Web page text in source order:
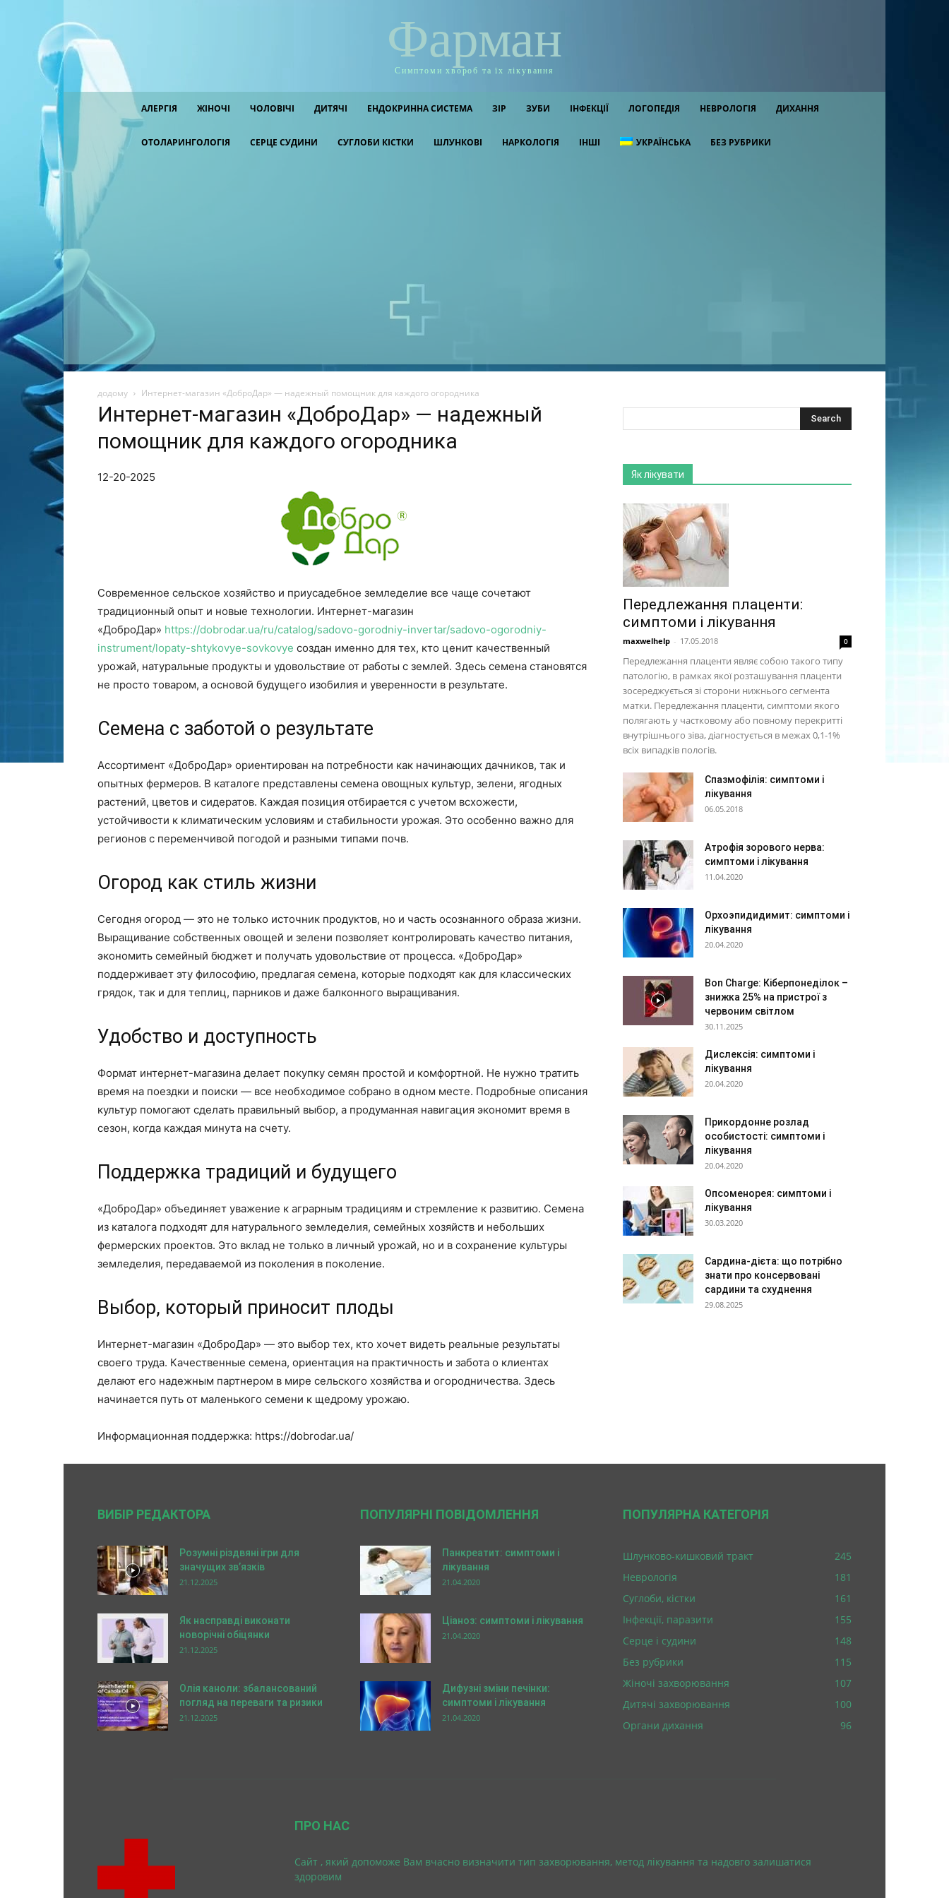
Фарман
Симптоми хвороб та їх лікування
АЛЕРГІЯ ЖІНОЧІ ЧОЛОВІЧІ ДИТЯЧІ ЕНДОКРИННА СИСТЕМА ЗІР ЗУБИ ІНФЕКЦІЇ ЛОГОПЕДІЯ НЕВРОЛОГІЯ ДИХАННЯ
ОТОЛАРИНГОЛОГІЯ СЕРЦЕ СУДИНИ СУГЛОБИ КІСТКИ ШЛУНКОВІ НАРКОЛОГІЯ ІНШІ УКРАЇНСЬКА БЕЗ РУБРИКИ
додому Интернет-магазин «ДоброДар» — надежный помощник для каждого огородника
Интернет-магазин «ДоброДар» — надежный
помощник для каждого огородника
12-20-2025
Современное сельское хозяйство и приусадебное земледелие все чаще сочетают
традиционный опыт и новые технологии. Интернет-магазин
«ДоброДар» https://dobrodar.ua/ru/catalog/sadovo-gorodniy-invertar/sadovo-ogorodniy-
instrument/lopaty-shtykovye-sovkovye создан именно для тех, кто ценит качественный
урожай, натуральные продукты и удовольствие от работы с землей. Здесь семена становятся
не просто товаром, а основой будущего изобилия и уверенности в результате.
Семена с заботой о результате
Ассортимент «ДоброДар» ориентирован на потребности как начинающих дачников, так и
опытных фермеров. В каталоге представлены семена овощных культур, зелени, ягодных
растений, цветов и сидератов. Каждая позиция отбирается с учетом всхожести,
устойчивости к климатическим условиям и стабильности урожая. Это особенно важно для
регионов с переменчивой погодой и разными типами почв.
Огород как стиль жизни
Сегодня огород — это не только источник продуктов, но и часть осознанного образа жизни.
Выращивание собственных овощей и зелени позволяет контролировать качество питания,
экономить семейный бюджет и получать удовольствие от процесса. «ДоброДар»
поддерживает эту философию, предлагая семена, которые подходят как для классических
грядок, так и для теплиц, парников и даже балконного выращивания.
Удобство и доступность
Формат интернет-магазина делает покупку семян простой и комфортной. Не нужно тратить
время на поездки и поиски — все необходимое собрано в одном месте. Подробные описания
культур помогают сделать правильный выбор, а продуманная навигация экономит время в
сезон, когда каждая минута на счету.
Поддержка традиций и будущего
«ДоброДар» объединяет уважение к аграрным традициям и стремление к развитию. Семена
из каталога подходят для натурального земледелия, семейных хозяйств и небольших
фермерских проектов. Это вклад не только в личный урожай, но и в сохранение культуры
земледелия, передаваемой из поколения в поколение.
Выбор, который приносит плоды
Интернет-магазин «ДоброДар» — это выбор тех, кто хочет видеть реальные результаты
своего труда. Качественные семена, ориентация на практичность и забота о клиентах
делают его надежным партнером в мире сельского хозяйства и огородничества. Здесь
начинается путь от маленького семени к щедрому урожаю.
Информационная поддержка: https://dobrodar.ua/
Як лікувати
Передлежання плаценти:
симптоми і лікування
maxwelhelp - 17.05.2018 0
Передлежання плаценти являє собою такого типу
патологію, в рамках якої розташування плаценти
зосереджується зі сторони нижнього сегмента
матки. Передлежання плаценти, симптоми якого
полягають у частковому або повному перекритті
внутрішнього зіва, діагностується в межах 0,1-1%
всіх випадків пологів.
Спазмофілія: симптоми і
лікування
06.05.2018
Атрофія зорового нерва:
симптоми і лікування
11.04.2020
Орхоэпидидимит: симптоми і
лікування
20.04.2020
Bon Charge: Кіберпонеділок –
знижка 25% на пристрої з
червоним світлом
30.11.2025
Дислексія: симптоми і
лікування
20.04.2020
Прикордонне розлад
особистості: симптоми і
лікування
20.04.2020
Опсоменорея: симптоми і
лікування
30.03.2020
Сардина-дієта: що потрібно
знати про консервовані
сардини та схуднення
29.08.2025
ВИБІР РЕДАКТОРА
Розумні різдвяні ігри для
значущих зв’язків
21.12.2025
Як насправді виконати
новорічні обіцянки
21.12.2025
Олія каноли: збалансований
погляд на переваги та ризики
21.12.2025
ПОПУЛЯРНІ ПОВІДОМЛЕННЯ
Панкреатит: симптоми і
лікування
21.04.2020
Ціаноз: симптоми і лікування
21.04.2020
Дифузні зміни печінки:
симптоми і лікування
21.04.2020
ПОПУЛЯРНА КАТЕГОРІЯ
Шлунково-кишковий тракт
245
Неврологія
181
Суглоби, кістки
161
Інфекції, паразити
155
Серце і судини
148
Без рубрики
115
Жіночі захворювання
107
Дитячі захворювання
100
Органи дихання
96
ПРО НАС
Cайт , який допоможе Вам вчасно визначити тип захворювання, метод лікування та надовго залишатися
здоровим